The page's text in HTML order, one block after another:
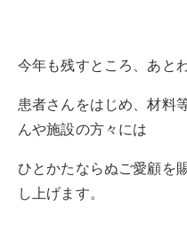
今年も残すところ、あと
患者さんをはじめ、材料
んや施設の方々には
ひとかたならぬご愛顧を
し上げます。